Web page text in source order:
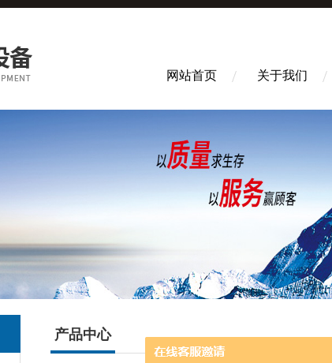
网站首页 关于我们
产品中心